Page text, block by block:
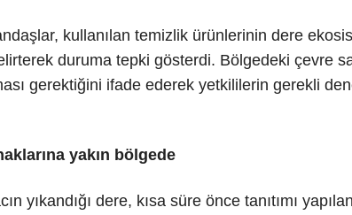
kullanılan temizlik ürünlerinin dere
duruma tepki gösterdi. Bölgedeki çevre
gerektiğini ifade ederek yetkililerin gerekli
yakın bölgede
yıkandığı dere, kısa süre önce tanıtımı